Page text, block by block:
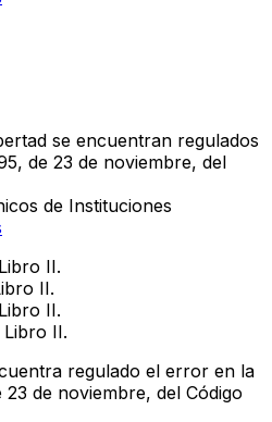
se encuentran regulados
de 23 de noviembre, del
de Instituciones
II.
II.
II.
II.
regulado el error en la
23 de noviembre, del Código